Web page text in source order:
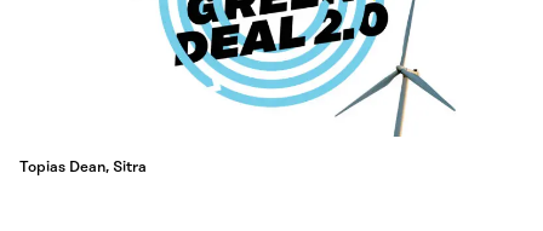
Topias Dean, Sitra